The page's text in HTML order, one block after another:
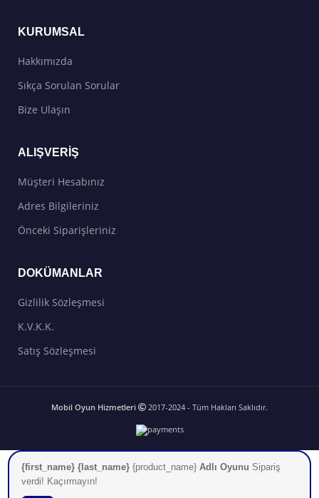
KURUMSAL
Hakkımızda
Sıkça Sorulan Sorular
Bize Ulaşın
ALIŞVERIŞ
Müşteri Hesabınız
Adres Bilgileriniz
Önceki Siparişleriniz
DOKÜMANLAR
Gizlilik Sözleşmesi
K.V.K.K.
Satış Sözleşmesi
Mobil Oyun Hizmetleri 2017-2024 - Tüm Hakları Saklıdır.
{first_name} {last_name} {product_name} Adlı Oyunu Sipariş
verdi! Kaçırmayın!